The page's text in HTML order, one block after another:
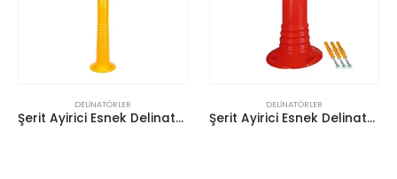
DELINATÖRLER
Şerit Ayirici Esnek Delinatör (Sari 100Cm)
DELINATÖRLER
Şerit Ayirici Esnek Delinatör (Soketli)(40Cm)